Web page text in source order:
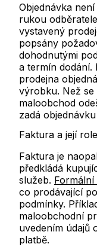
Objednávka
rukou
vystavený
popsány
dohodnutými
a termín dodání.
prodejna
výrobku. Než
maloobchod
zadá
Faktura a její
Faktura je
předkládá
služeb.
co prodávající
podmínky.
maloobchodní
uvedením údajů
platbě.